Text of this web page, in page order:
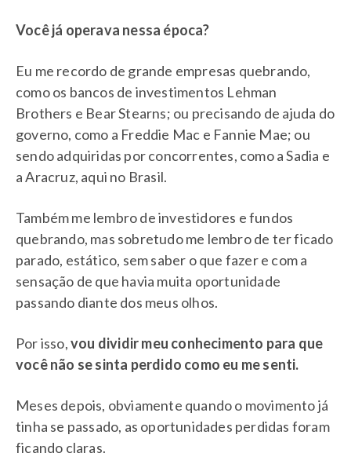
Você já operava nessa época?
Eu me recordo de grande empresas quebrando,
como os bancos de investimentos Lehman
Brothers e Bear Stearns; ou precisando de ajuda do
governo, como a Freddie Mac e Fannie Mae; ou
sendo adquiridas por concorrentes, como a Sadia e
a Aracruz, aqui no Brasil.
Também me lembro de investidores e fundos
quebrando, mas sobretudo me lembro de ter ficado
parado, estático, sem saber o que fazer e com a
sensação de que havia muita oportunidade
passando diante dos meus olhos.
Por isso,vou dividir meu conhecimento para que
você não se sinta perdido como eu me senti.
Meses depois, obviamente quando o movimento já
tinha se passado, as oportunidades perdidas foram
ficando claras.